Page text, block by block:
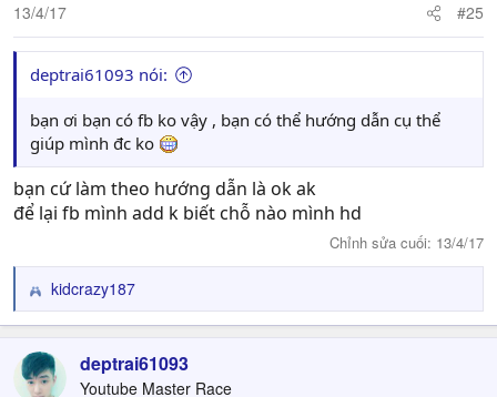
EVEs");
sửa thành
//Console.WriteLine("Loaded " + EveData.mapList.Count
+ " EVEs");
.
Bước 2:Vào TS_Server_rev97 mở TS_Server.sln nhấn start
ở phần client TS bạn thêm dòng
00.Pri*127.0.0.1 trong file SERVER.INI bạn nào cài sever
ts của DVT rồi là biết chỗ này mà
tài khoản vn10000 passs aaaaaa
.Bạn vào phpmyadmin trong phần account của database
bạn tạo để xem
13/4/17 #25
deptrai61093 nói:
bạn ơi bạn có fb ko vậy , bạn có thể hướng dẫn cụ thể
giúp mình đc ko
bạn cứ làm theo hướng dẫn là ok ak
để lại fb mình add k biết chỗ nào mình hd
Chỉnh sửa cuối: 13/4/17
R
e
c
t
kidcrazy187
deptrai61093
Youtube Master Race